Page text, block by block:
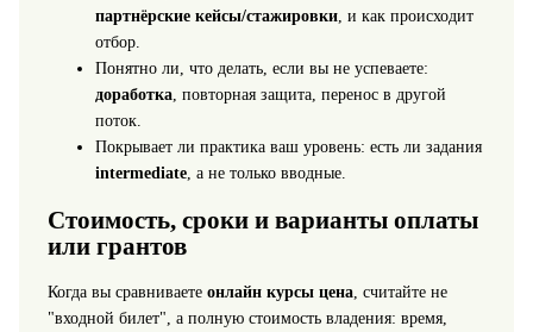
партнёрские кейсы/стажировки, и как происходит
отбор.
Понятно ли, что делать, если вы не успеваете:
доработка, повторная защита, перенос в другой
поток.
Покрывает ли практика ваш уровень: есть ли задания
intermediate, а не только вводные.
Стоимость, сроки и варианты оплаты
или грантов
Когда вы сравниваете онлайн курсы цена, считайте не
"входной билет", а полную стоимость владения: время,